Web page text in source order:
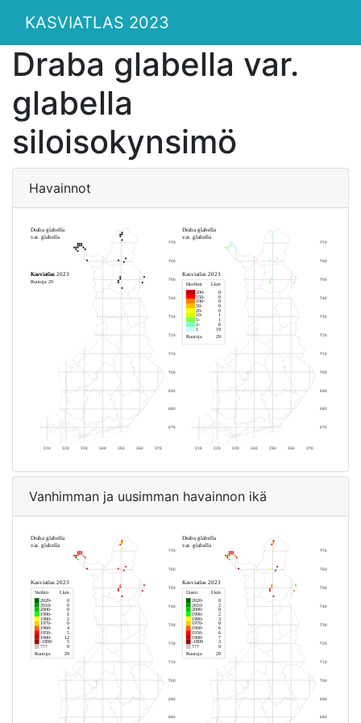
KASVIATLAS 2023
Draba glabella var.
glabella
siloisokynsimö
Havainnot
Vanhimman ja uusimman havainnon ikä